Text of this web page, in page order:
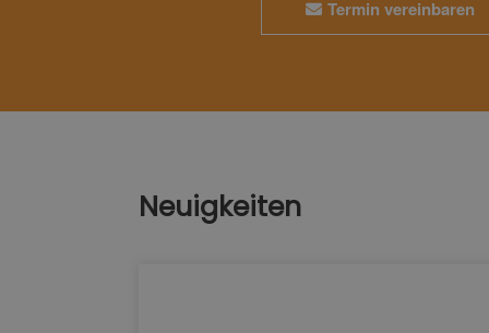
Termin vereinbaren
Neuigkeiten